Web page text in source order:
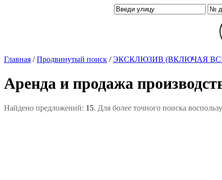
Главная /Продвинутый поиск /ЭКСКЛЮЗИВ (ВКЛЮЧАЯ
Аренда и продажа
Найдено предложений: 15. Для более точного поиска